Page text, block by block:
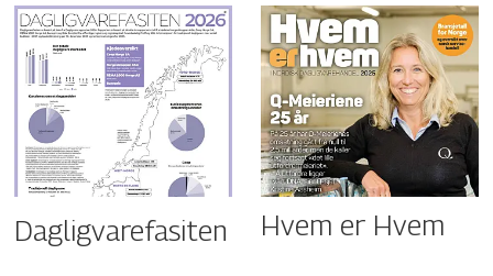
Dagligvarefasiten Hvem er Hvem